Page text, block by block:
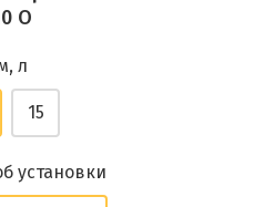
O
л
15
установки